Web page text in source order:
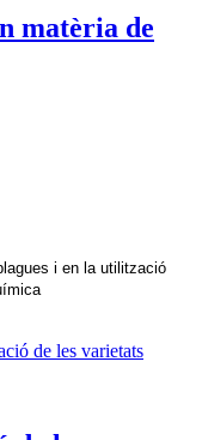
matèria de
i en la utilització